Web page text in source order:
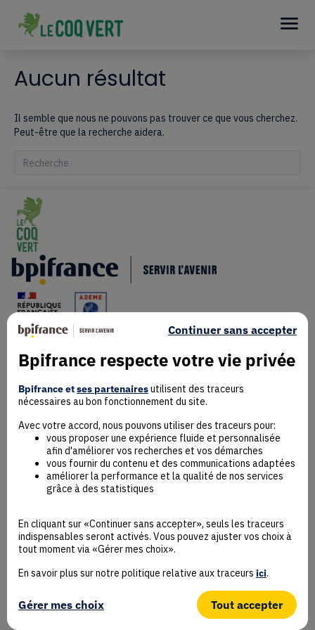
Aucun résultat
Il semble que nous ne pouvons pas trouver ce que vous cherchez.
Peut-être que la recherche aidera.
Mentions Légales
Données personnelles
Contact
Mentions Légales
CGU
Protection des données
Gestion des cookies
Bpifrance respecte votre vie privée
Bpifrance etses partenairesutilisent des traceurs
nécessaires au bon fonctionnement du site.
Avec votre accord, nous pouvons utiliser des traceurs pour:
vous proposer une expérience fluide et personnalisée
afin d'améliorer vos recherches et vos démarches
vous fournir du contenu et des communications adaptées
améliorer la performance et la qualité de nos services
grâce à des statistiques
En cliquant sur «Continuer sans accepter», seuls les traceurs
indispensables seront activés. Vous pouvez ajuster vos choix à
tout moment via «Gérer mes choix».
En savoir plus sur notre politique relative aux traceurs ici.
Gérer mes choix
Continuer sans accepter
Tout accepter